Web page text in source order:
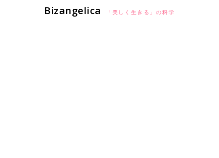
Bizangelica 「美しく生きる」の科学